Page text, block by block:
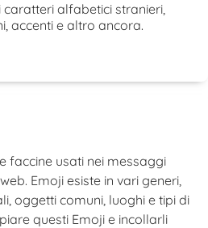
alfabetici stranieri,
accenti e altro ancora.
faccine usati nei messaggi
Emoji esiste in vari generi,
oggetti comuni, luoghi e tipi di
questi Emoji e incollarli